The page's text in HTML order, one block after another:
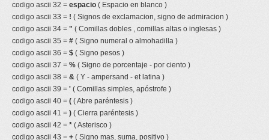
codigo ascii 32 = espacio ( Espacio en blanco )
codigo ascii 33 = ! ( Signos de exclamacion, signo de admiracion )
codigo ascii 34 = " ( Comillas dobles , comillas altas o inglesas )
codigo ascii 35 = # ( Signo numeral o almohadilla )
codigo ascii 36 = $ ( Signo pesos )
codigo ascii 37 = % ( Signo de porcentaje - por ciento )
codigo ascii 38 = & ( Y - ampersand - et latina )
codigo ascii 39 = ' ( Comillas simples, apóstrofe )
codigo ascii 40 = ( ( Abre paréntesis )
codigo ascii 41 = ) ( Cierra paréntesis )
codigo ascii 42 = * ( Asterisco )
codigo ascii 43 = + ( Signo mas, suma, positivo )